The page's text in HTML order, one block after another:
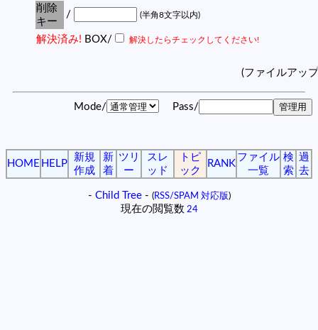
削除
キー
/ (半角8文字以内)
解決済み! BOX/ 解決したらチェックしてください!
(ファイルアッ
Mode/ Pass/
HOME HELP
新規
作成
新
着
ツリ
ー
スレ
ッド
トピ
ック
RANK
ファイル
一覧
検
索
過
去
- Child Tree- (RSS/SPAM 対応版)
現在の閲覧数 24